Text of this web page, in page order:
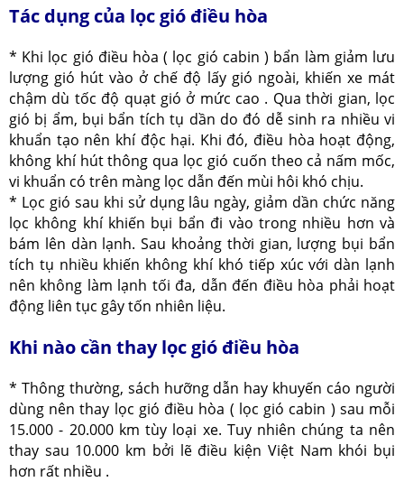
Tác dụng của lọc gió điều hòa
* Khi lọc gió điều hòa ( lọc gió cabin ) bẩn làm giảm lưu
lượng gió hút vào ở chế độ lấy gió ngoài, khiến xe mát
chậm dù tốc độ quạt gió ở mức cao . Qua thời gian, lọc
gió bị ẩm, bụi bẩn tích tụ dần do đó dễ sinh ra nhiều vi
khuẩn tạo nên khí độc hại. Khi đó, điều hòa hoạt động,
không khí hút thông qua lọc gió cuốn theo cả nấm mốc,
vi khuẩn có trên màng lọc dẫn đến mùi hôi khó chịu.
* Lọc gió sau khi sử dụng lâu ngày, giảm dần chức năng
lọc không khí khiến bụi bẩn đi vào trong nhiều hơn và
bám lên dàn lạnh. Sau khoảng thời gian, lượng bụi bẩn
tích tụ nhiều khiến không khí khó tiếp xúc với dàn lạnh
nên không làm lạnh tối đa, dẫn đến điều hòa phải hoạt
động liên tục gây tốn nhiên liệu.
Khi nào cần thay lọc gió điều hòa
* Thông thường, sách hưỡng dẫn hay khuyến cáo người
dùng nên thay lọc gió điều hòa ( lọc gió cabin ) sau mỗi
15.000 - 20.000 km tùy loại xe. Tuy nhiên chúng ta nên
thay sau 10.000 km bởi lẽ điều kiện Việt Nam khói bụi
hơn rất nhiều .